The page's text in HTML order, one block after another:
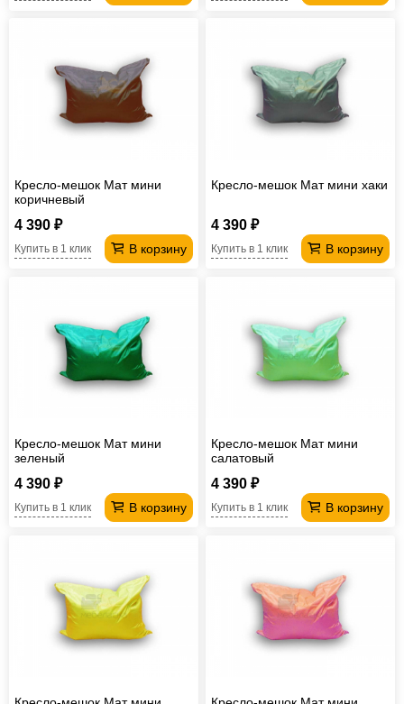
Кресло-мешок Мат мини
коричневый
4 390 ₽
В корзину
Купить в 1 клик
Кресло-мешок Мат мини хаки
4 390 ₽
В корзину
Купить в 1 клик
Кресло-мешок Мат мини
зеленый
4 390 ₽
В корзину
Купить в 1 клик
Кресло-мешок Мат мини
салатовый
4 390 ₽
В корзину
Купить в 1 клик